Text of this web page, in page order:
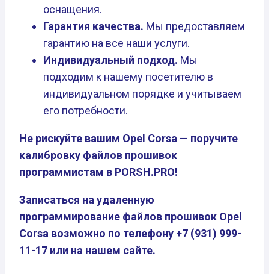
оснащения.
Гарантия качества. Мы предоставляем
гарантию на все наши услуги.
Индивидуальный подход. Мы
подходим к нашему посетителю в
индивидуальном порядке и учитываем
его потребности.
Не рискуйте вашим Opel Corsa — поручите
калибровку файлов прошивок
программистам в PORSH.PRO!
Записаться на удаленную
программирование файлов прошивок Opel
Corsa возможно по телефону +7 (931) 999-
11-17 или на нашем сайте.